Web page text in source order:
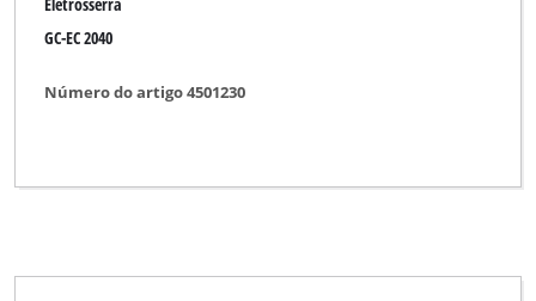
GC-EC 2040
Número do artigo 4501230